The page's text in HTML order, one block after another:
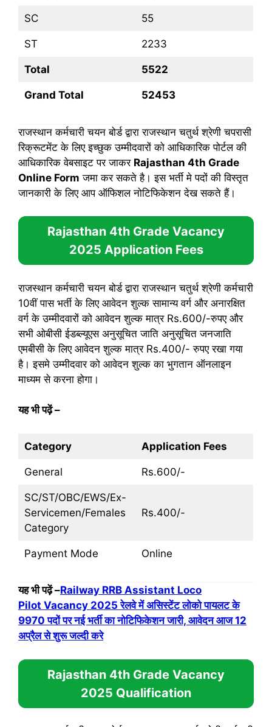
SC 55
ST 2233
Total 5522
Grand Total 52453
राजस्थान कर्मचारी चयन बोर्ड द्वारा राजस्थान चतुर्थ श्रेणी चपरासी
रिक्रूटमेंट के लिए इच्छुक उम्मीदवारों को आधिकारिक पोर्टल की
आधिकारिक वेबसाइट पर जाकर Rajasthan 4th Grade
Online Form जमा कर सकते है। इस भर्ती मे पदों की विस्तृत
जानकारी के लिए आप ऑफिशल नोटिफिकेशन देख सकते हैं।
Rajasthan 4th Grade Vacancy
2025 Application Fees
राजस्थान कर्मचारी चयन बोर्ड द्वारा राजस्थान चतुर्थ श्रेणी कर्मचारी
10वीं पास भर्ती के लिए आवेदन शुल्क सामान्य वर्ग और अनारक्षित
वर्ग के उम्मीदवारों को आवेदन शुल्क मात्र Rs.600/-रुपए और
सभी ओबीसी ईडब्ल्यूएस अनुसूचित जाति अनुसूचित जनजाति
एमबीसी के लिए आवेदन शुल्क मात्र Rs.400/- रुपए रखा गया
है। इसमे उम्मीदवार को आवेदन शुल्क का भुगतान ऑनलाइन
माध्यम से करना होगा।
यह भी पढ़ें–
Category Application Fees
General Rs.600/-
SC/ST/OBC/EWS/Ex-
Servicemen/Females
Category
Rs.400/-
Payment Mode Online
यह भी पढ़ें –Railway RRB Assistant Loco
Pilot Vacancy 2025 रेलवे में असिस्टेंट लोको पायलट के
9970 पदों पर नई भर्ती का नोटिफिकेशन जारी, आवेदन आज 12
अप्रैल से शुरू जल्दी करे
Rajasthan 4th Grade Vacancy
2025 Qualification